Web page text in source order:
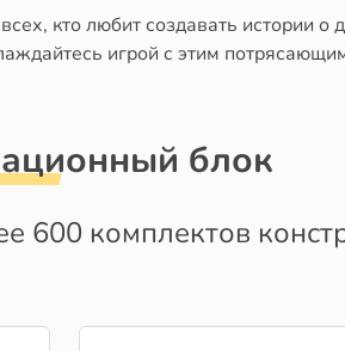
кто любит создавать истории
игрой с этим
блок
600 комплектов